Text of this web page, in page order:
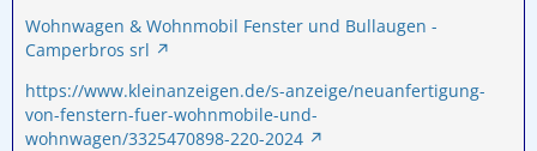
Wohnwagen & Wohnmobil Fenster und Bullaugen -
Camperbros srl
https://www.kleinanzeigen.de/s-anzeige/neuanfertigung-
von-fenstern-fuer-wohnmobile-und-
wohnwagen/3325470898-220-2024